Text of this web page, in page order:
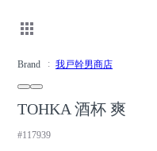
Brand 我戸幹男商店
TOHKA 酒杯 爽
#117939